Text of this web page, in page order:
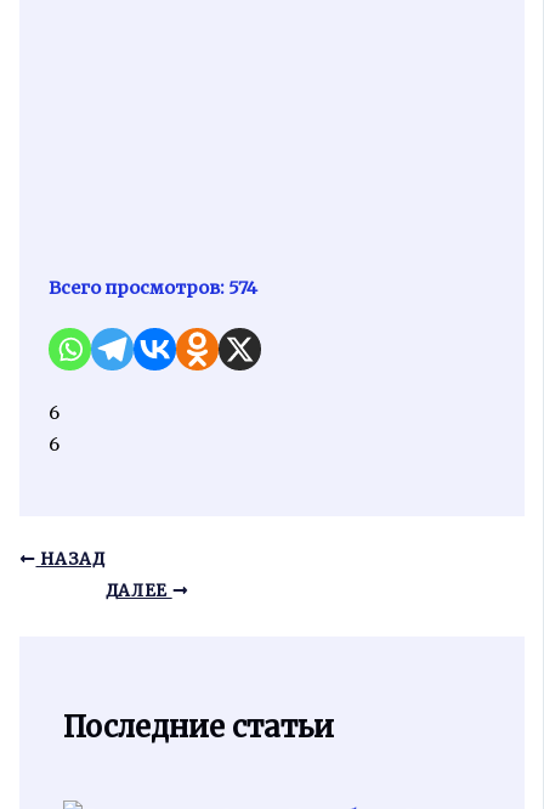
Всего просмотров: 574
6
6
НАЗАД
ДАЛЕЕ
Последние статьи